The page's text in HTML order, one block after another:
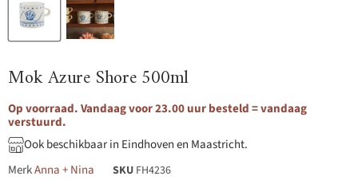
Mok Azure Shore 500ml
Op voorraad. Vandaag voor 23.00 uur besteld = vandaag
verstuurd.
Ook beschikbaar in Eindhoven en Maastricht.
MerkAnna + Nina SKU FH4236